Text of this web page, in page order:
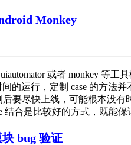
Monkey
或者 monkey 等工
的运行，定制 case 的方法
要尽快上线，可能根本没有
结合是比较好的方式，既能
bug 验证